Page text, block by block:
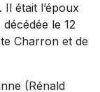
était l’époux
le 12
Charron et de
(Rénald